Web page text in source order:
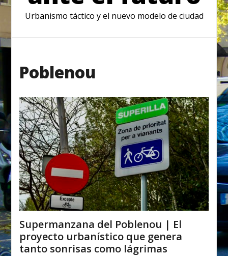
Urbanismo táctico y el nuevo modelo de ciudad
Poblenou
Supermanzana del Poblenou | El
proyecto urbanístico que genera
tanto sonrisas como lágrimas